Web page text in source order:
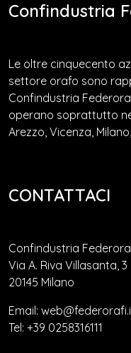
Confindustria
Le oltre cinquecento
settore orafo sono
Confindustria
operano soprattutto
Arezzo, Vicenza,
CONTATTACI
Confindustria
Via A. Riva Villasanta, 3
20145 Milano
Email:
Tel: +39 0258316111